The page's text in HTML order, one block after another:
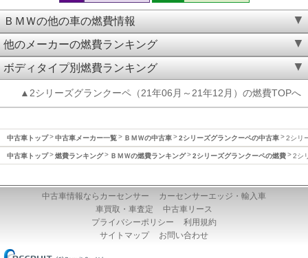
ＢＭＷの他の車の燃費情報
他のメーカーの燃費ランキング
ボディタイプ別燃費ランキング
▲2シリーズグランクーペ（21年06月～21年12月）の燃費TOPへ
中古車トップ 中古車メーカー一覧 ＢＭＷの中古車 2シリーズグランクーペの中古車 2シリ
中古車トップ 燃費ランキング ＢＭＷの燃費ランキング 2シリーズグランクーペの燃費 2シ
中古車情報ならカーセンサー
カーセンサーエッジ・輸入車
車買取・車査定
中古車リース
プライバシーポリシー
利用規約
サイトマップ
お問い合わせ